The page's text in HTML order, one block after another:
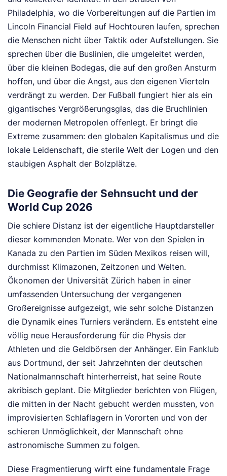
Philadelphia, wo die Vorbereitungen auf die Partien im
Lincoln Financial Field auf Hochtouren laufen, sprechen
die Menschen nicht über Taktik oder Aufstellungen. Sie
sprechen über die Buslinien, die umgeleitet werden,
über die kleinen Bodegas, die auf den großen Ansturm
hoffen, und über die Angst, aus den eigenen Vierteln
verdrängt zu werden. Der Fußball fungiert hier als ein
gigantisches Vergrößerungsglas, das die Bruchlinien
der modernen Metropolen offenlegt. Er bringt die
Extreme zusammen: den globalen Kapitalismus und die
lokale Leidenschaft, die sterile Welt der Logen und den
staubigen Asphalt der Bolzplätze.
Die Geografie der Sehnsucht und der
World Cup 2026
Die schiere Distanz ist der eigentliche Hauptdarsteller
dieser kommenden Monate. Wer von den Spielen in
Kanada zu den Partien im Süden Mexikos reisen will,
durchmisst Klimazonen, Zeitzonen und Welten.
Ökonomen der Universität Zürich haben in einer
umfassenden Untersuchung der vergangenen
Großereignisse aufgezeigt, wie sehr solche Distanzen
die Dynamik eines Turniers verändern. Es entsteht eine
völlig neue Herausforderung für die Physis der
Athleten und die Geldbörsen der Anhänger. Ein Fanklub
aus Dortmund, der seit Jahrzehnten der deutschen
Nationalmannschaft hinterherreist, hat seine Route
akribisch geplant. Die Mitglieder berichten von Flügen,
die mitten in der Nacht gebucht werden mussten, von
improvisierten Schlaflagern in Vororten und von der
schieren Unmöglichkeit, der Mannschaft ohne
astronomische Summen zu folgen.
Diese Fragmentierung wirft eine fundamentale Frage